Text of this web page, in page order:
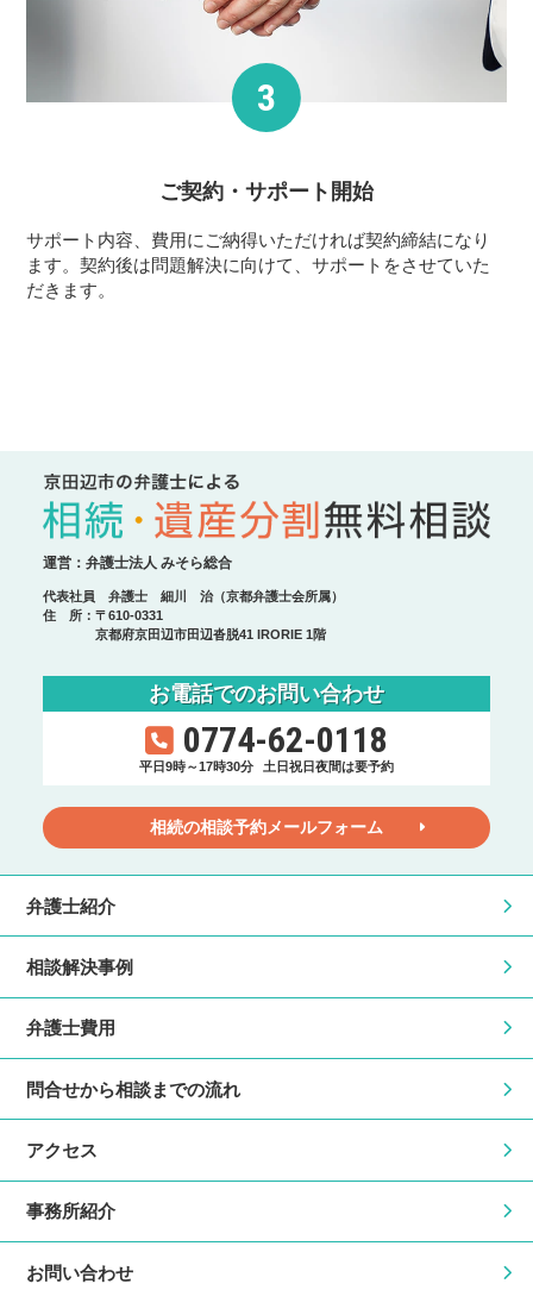
ご契約・サポート開始
サポート内容、費用にご納得いただければ契約締結になり
ます。契約後は問題解決に向けて、サポートをさせていた
だきます。
運営：弁護士法人 みそら総合
代表社員 弁護士 細川 治（京都弁護士会所属）
住 所：〒610-0331
京都府京田辺市田辺沓脱41 IRORIE 1階
お電話でのお問い合わせ
0774-62-0118
平日9時～17時30分 土日祝日夜間は要予約
相続の相談予約メールフォーム
弁護士紹介
相談解決事例
弁護士費用
問合せから相談までの流れ
アクセス
事務所紹介
お問い合わせ